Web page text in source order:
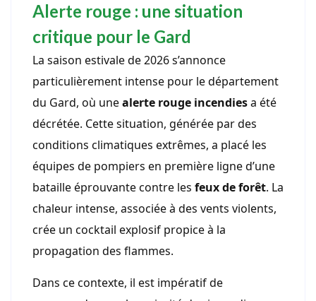
Alerte rouge : une situation
critique pour le Gard
La saison estivale de 2026 s’annonce
particulièrement intense pour le département
du Gard, où unealerte rouge incendiesa été
décrétée. Cette situation, générée par des
conditions climatiques extrêmes, a placé les
équipes de pompiers en première ligne d’une
bataille éprouvante contre les feux de forêt. La
chaleur intense, associée à des vents violents,
crée un cocktail explosif propice à la
propagation des flammes.
Dans ce contexte, il est impératif de